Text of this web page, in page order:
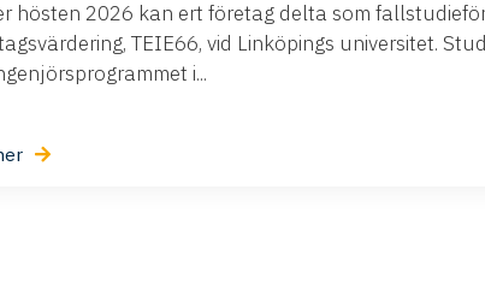
hösten 2026 kan ert företag delta som
TEIE66, vid Linköpings universitet.
i...